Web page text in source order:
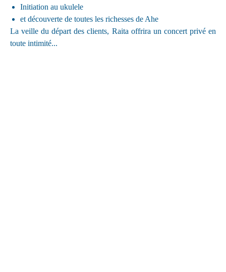
Initiation au ukulele
et découverte de toutes les richesses de Ahe
La veille du départ des clients, Raita offrira un concert privé en
toute intimité...